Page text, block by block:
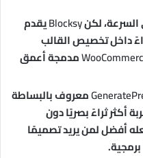
Blocksyيقدم
داخل تخصيص القالب
مدمجة أعمق
GeneratePress معروف بالبساطة
أكثر ثراءً بصريًا دون
أفضل لمن يريد تصميمًا